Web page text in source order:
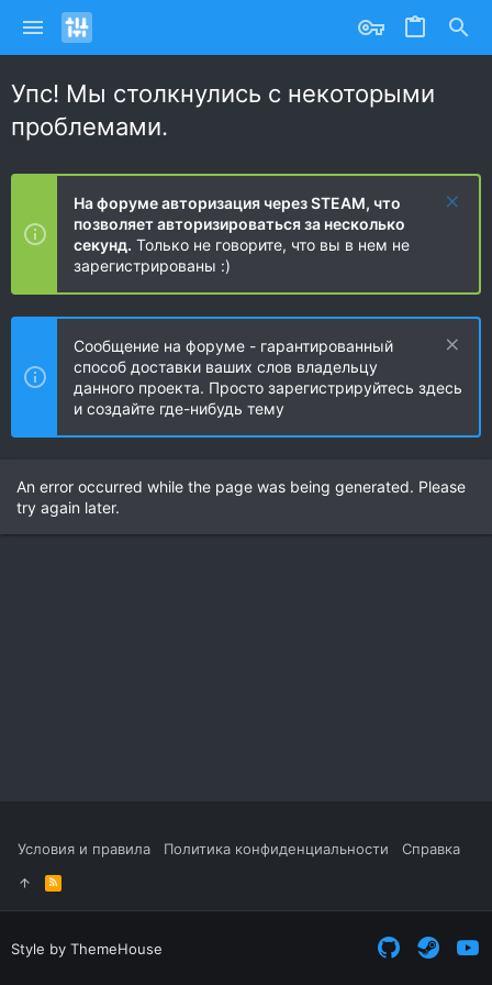
Упс! Мы столкнулись с некоторыми
проблемами.
На форуме авторизация через STEAM, что
позволяет авторизироваться за несколько
секунд. Только не говорите, что вы в нем не
зарегистрированы :)
Сообщение на форуме - гарантированный
способ доставки ваших слов владельцу
данного проекта. Просто зарегистрируйтесь здесь
и создайте где-нибудь тему
An error occurred while the page was being generated. Please
try again later.
Условия и правила Политика конфиденциальности Справка
R
S
S
Style by ThemeHouse